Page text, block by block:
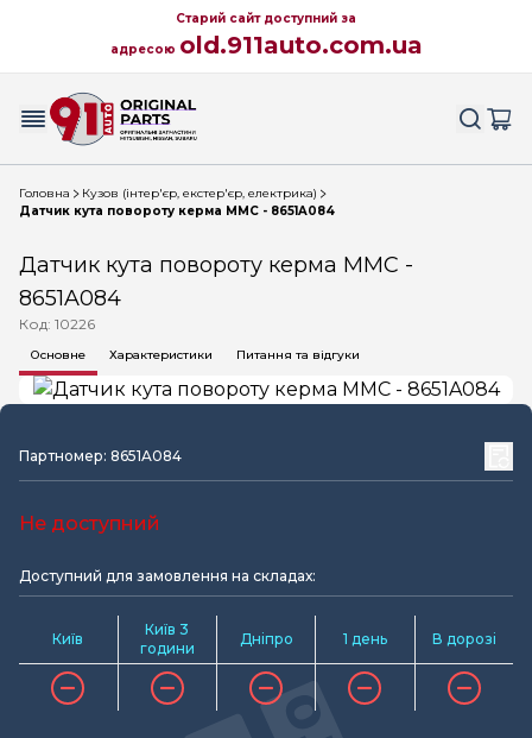
Старий сайт доступний за
адресою old.911auto.com.ua
Головна
Кузов (інтер'єр, екстер'єр, електрика)
Датчик кута повороту керма MMC - 8651A084
Датчик кута повороту керма MMC -
8651A084
Код: 10226
Основне Характеристики Питання та відгуки
Партномер: 8651A084
Не доступний
Доступний для замовлення на складах:
Київ
Київ 3
години
Дніпро 1 день В дорозі